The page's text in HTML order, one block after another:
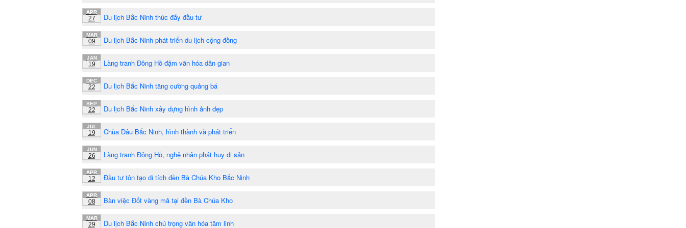
APR
27 Du lịch Bắc Ninh thúc đẩy đầu tư
MAR
09 Du lịch Bắc Ninh phát triển du lịch cộng đồng
JAN
19 Làng tranh Đông Hồ đậm văn hóa dân gian
DEC
22 Du lịch Bắc Ninh tăng cường quảng bá
SEP
22 Du lịch Bắc Ninh xây dựng hình ảnh đẹp
JUL
19 Chùa Dâu Bắc Ninh, hình thành và phát triển
JUN
26 Làng tranh Đông Hồ, nghệ nhân phát huy di sản
APR
12 Đầu tư tôn tạo di tích đền Bà Chúa Kho Bắc Ninh
APR
08 Bàn việc Đốt vàng mã tại đền Bà Chúa Kho
MAR
29 Du lịch Bắc Ninh chú trọng văn hóa tâm linh